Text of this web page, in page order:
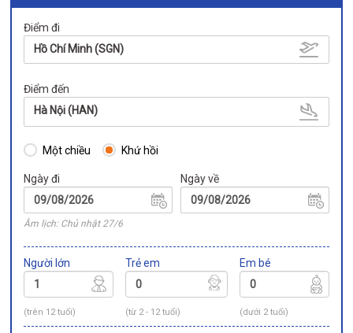
Điểm đi
Hồ Chí Minh (SGN)
Điểm đến
Hà Nội (HAN)
Một chiều Khứ hồi
Ngày đi
Âm lịch: Chủ nhật 27/6
Ngày về
Người lớn
(trên 12 tuổi)
Trẻ em
(từ 2 - 12 tuổi)
Em bé
(dưới 2 tuổi)